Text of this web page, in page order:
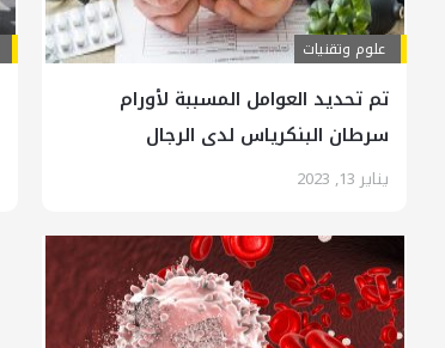
علوم وتقنيات
تم تحديد العوامل المسببة لأورام
سرطان البنكرياس لدى الرجال
يناير 13, 2023